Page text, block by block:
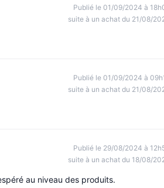
Publié le 01/09/2024 à
suite à un achat du 21/08/
Publié le 01/09/2024 à
suite à un achat du 21/08/
Publié le 29/08/2024 à
suite à un achat du 18/08/
au niveau des produits.